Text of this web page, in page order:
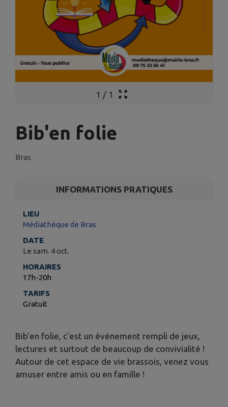
1 / 1
Bib'en folie
Bras
INFORMATIONS PRATIQUES
LIEU
Médiathèque de Bras
DATE
Le sam. 4 oct.
HORAIRES
17h-20h
TARIFS
Gratuit
Bib'en folie, c'est un événement rempli de jeux,
lectures et surtout de beaucoup de convivialité !
Autour de cet espace de vie brassois, venez vous
amuser entre amis ou en famille !